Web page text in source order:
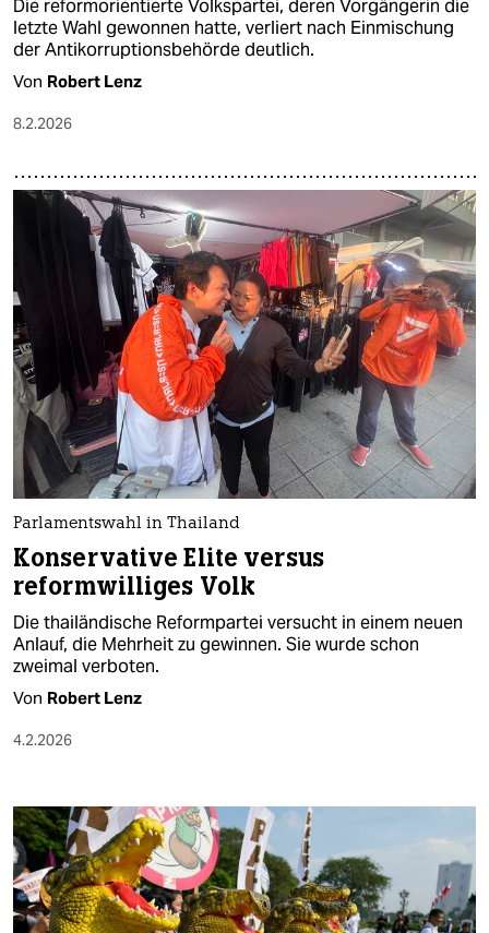
Die reformorientierte Volkspartei, deren Vorgängerin die
letzte Wahl gewonnen hatte, verliert nach Einmischung
der Antikorruptionsbehörde deutlich.
Von Robert Lenz
8.2.2026
Parlamentswahl in Thailand
Konservative Elite versus
reformwilliges Volk
Die thailändische Reformpartei versucht in einem neuen
Anlauf, die Mehrheit zu gewinnen. Sie wurde schon
zweimal verboten.
Von Robert Lenz
4.2.2026